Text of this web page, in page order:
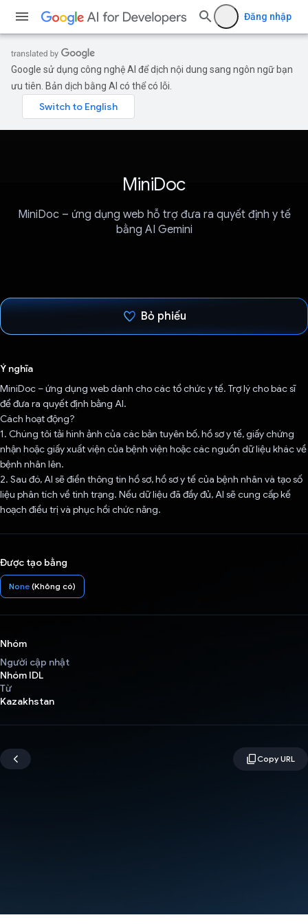
Đăng nhập
Google sử dụng công nghệ AI để dịch nội dung sang ngôn ngữ bạn
ưu tiên. Bản dịch bằng AI có thể có lỗi.
MiniDoc
MiniDoc – ứng dụng web hỗ trợ đưa ra quyết định y tế
bằng AI Gemini
Bỏ phiếu
Ý nghĩa
MiniDoc – ứng dụng web dành cho các tổ chức y tế. Trợ lý cho bác sĩ
để đưa ra quyết định bằng AI.
Cách hoạt động?
1. Chúng tôi tải hình ảnh của các bản tuyên bố, hồ sơ y tế, giấy chứng
nhận hoặc giấy xuất viện của bệnh viện hoặc các nguồn dữ liệu khác về
bệnh nhân lên.
2. Sau đó, AI sẽ điền thông tin hồ sơ, hồ sơ y tế của bệnh nhân và tạo số
liệu phân tích về tình trạng. Nếu dữ liệu đã đầy đủ, AI sẽ cung cấp kế
hoạch điều trị và phục hồi chức năng.
Được tạo bằng
None (Không có)
Nhóm
Người cập nhật
Nhóm IDL
Từ
Kazakhstan